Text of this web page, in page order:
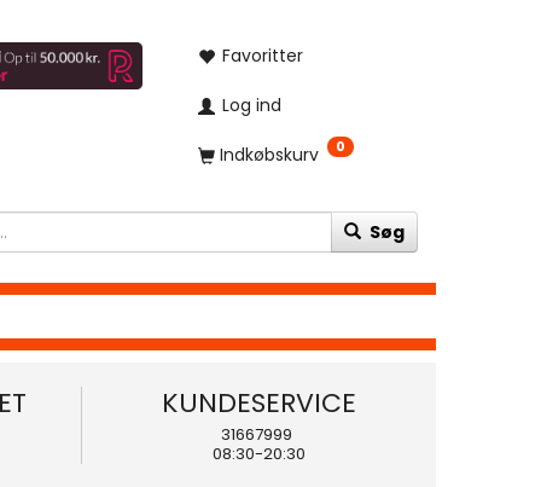
Favoritter
Log ind
Indkøbskurv 0
Søg
KUNDESERVICE
31667999
08:30-20:30